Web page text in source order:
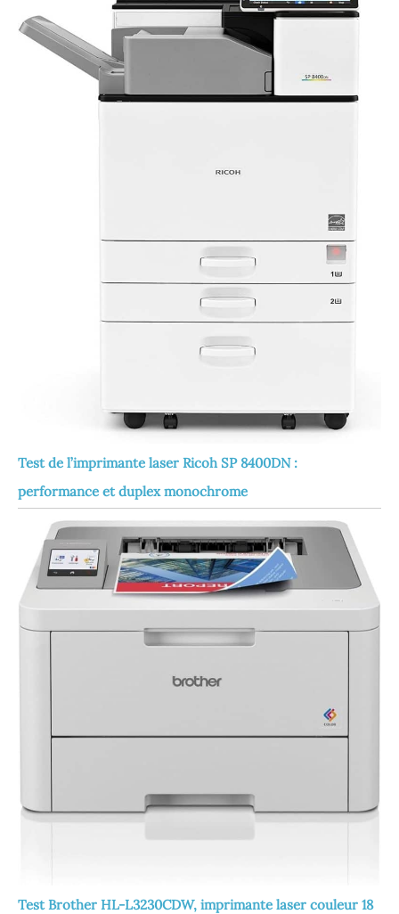
Test de l’imprimante laser Ricoh SP 8400DN :
performance et duplex monochrome
Test Brother HL-L3230CDW, imprimante laser couleur 18